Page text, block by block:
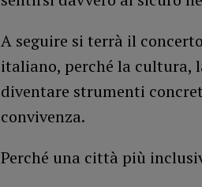
A seguire si terrà il
italiano, perché la cultura,
diventare strumenti
convivenza.
Perché una città più